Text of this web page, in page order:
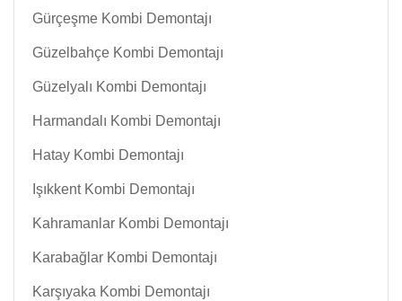
Gürçeşme Kombi Demontajı
Güzelbahçe Kombi Demontajı
Güzelyalı Kombi Demontajı
Harmandalı Kombi Demontajı
Hatay Kombi Demontajı
Işıkkent Kombi Demontajı
Kahramanlar Kombi Demontajı
Karabağlar Kombi Demontajı
Karşıyaka Kombi Demontajı